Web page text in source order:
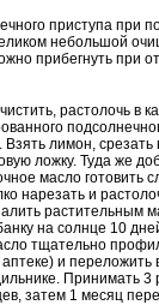
приступа при
небольшой
прибегнуть при
растолочь в
Взять лимон,
ложку. Туда же
масло готовить
нарезать и
растительным
на солнце 10
тщательно
и переложить
Принимать 3
затем 1 месяц